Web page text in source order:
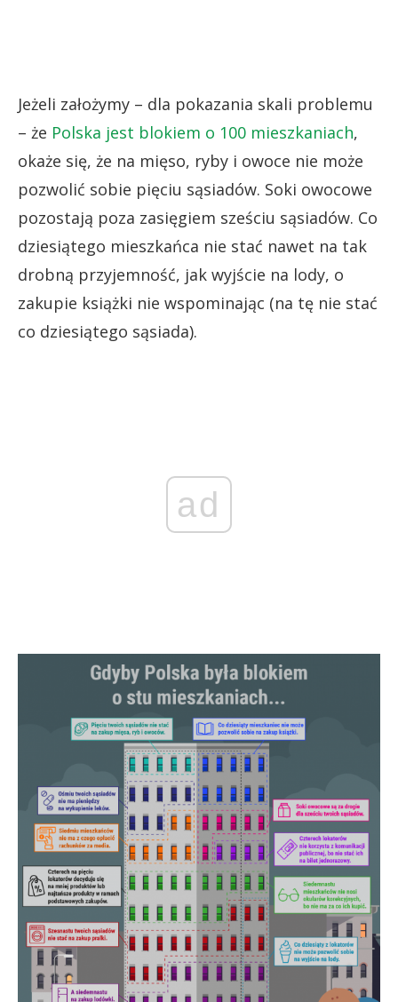
Jeżeli założymy – dla pokazania skali problemu
– że Polska jest blokiem o 100 mieszkaniach,
okaże się, że na mięso, ryby i owoce nie może
pozwolić sobie pięciu sąsiadów. Soki owocowe
pozostają poza zasięgiem sześciu sąsiadów. Co
dziesiątego mieszkańca nie stać nawet na tak
drobną przyjemność, jak wyjście na lody, o
zakupie książki nie wspominając (na tę nie stać
co dziesiątego sąsiada).
ad